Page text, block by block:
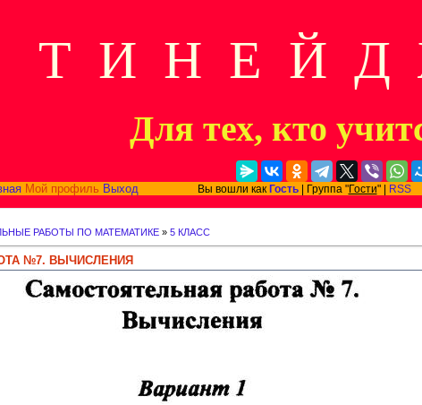
Т И Н Е Й Д
Для тех, кто
Мой профиль ВыходВы вошли как Гость| Группа "Гости" |
RSS
РАБОТЫ ПО МАТЕМАТИКЕ » 5 КЛАСС
№7. ВЫЧИСЛЕНИЯ